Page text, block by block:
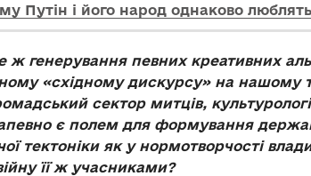
Путін і його народ однаково
ж генерування певних креативних
«східному дискурсу» на нашому
сектор митців,
є полем для формування
тектоніки як у нормотворчості
її ж учасниками?